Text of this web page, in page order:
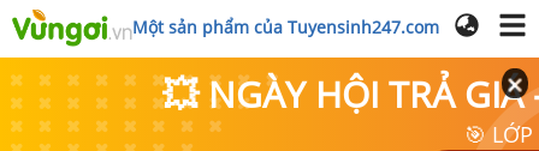
Một sản phẩm của Tuyensinh247.com
💥 NGÀY HỘI TRẢ GIÁ
🎯